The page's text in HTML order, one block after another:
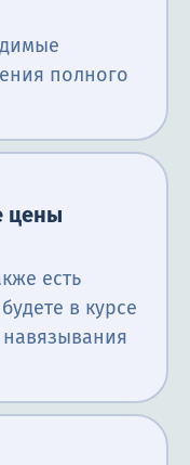
полного
цены
есть
в курсе